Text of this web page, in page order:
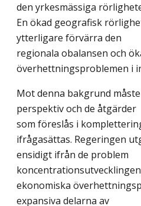
den yrkesmässiga
En ökad geografisk
ytterligare förvärra den
regionala obalansen och
överhettningsproblemen i
Mot denna bakgrund
perspektiv och de åtgärder
som föreslås i
ifrågasättas. Regeringen
ensidigt ifrån de problem
ekonomiska
expansiva delarna av